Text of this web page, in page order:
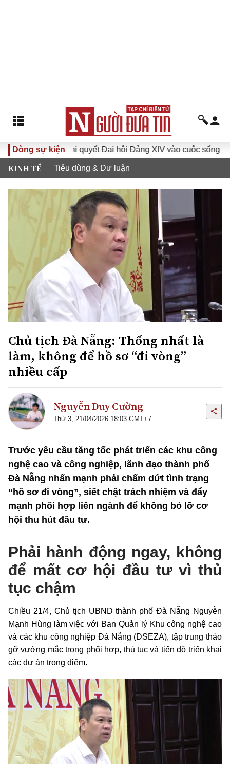
Dòng sự kiện
Đưa Nghị quyết Đại hội Đảng XIV vào cuộc sống Hướng
KINH TẾ Tiêu dùng & Dư luận
Chủ tịch Đà Nẵng: Thống nhất là
làm, không để hồ sơ “đi vòng”
nhiều cấp
Nguyễn Duy Cường
Thứ 3, 21/04/2026 18:03 GMT+7
Trước yêu cầu tăng tốc phát triển các khu công
nghệ cao và công nghiệp, lãnh đạo thành phố
Đà Nẵng nhấn mạnh phải chấm dứt tình trạng
“hồ sơ đi vòng”, siết chặt trách nhiệm và đẩy
mạnh phối hợp liên ngành để không bỏ lỡ cơ
hội thu hút đầu tư.
Phải hành động ngay, không
để mất cơ hội đầu tư vì thủ
tục chậm
Chiều 21/4, Chủ tịch UBND thành phố Đà Nẵng Nguyễn
Mạnh Hùng làm việc với Ban Quản lý Khu công nghệ cao
và các khu công nghiệp Đà Nẵng (DSEZA), tập trung tháo
gỡ vướng mắc trong phối hợp, thủ tục và tiến độ triển khai
các dự án trọng điểm.